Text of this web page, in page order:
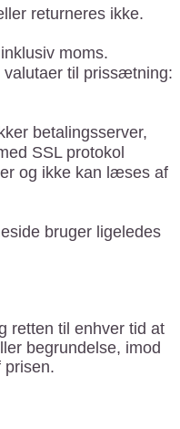
returneres ikke.
moms.
valutaer til prissætning:
betalingsserver,
SSL protokol
og ikke kan læses af
bruger ligeledes
retten til enhver tid at
begrundelse, imod